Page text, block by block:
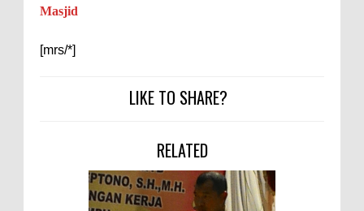
Masjid
[mrs/*]
LIKE TO SHARE?
RELATED